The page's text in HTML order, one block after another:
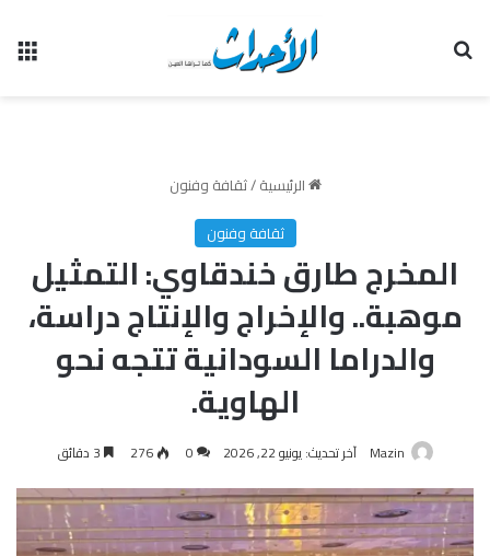
الرئيسية/ثقافة وفنون
ثقافة وفنون
المخرج طارق خندقاوي: التمثيل
موهبة.. والإخراج والإنتاج دراسة،
والدراما السودانية تتجه نحو
الهاوية.
Mazin آخر تحديث: يونيو 22, 2026 0
276